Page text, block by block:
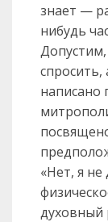
знает —
нибудь
спросить,
написано
«Нет, я
духовный